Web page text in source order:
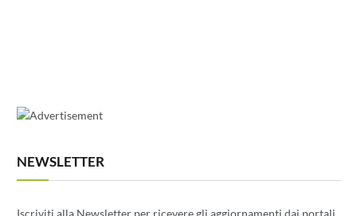
NEWSLETTER